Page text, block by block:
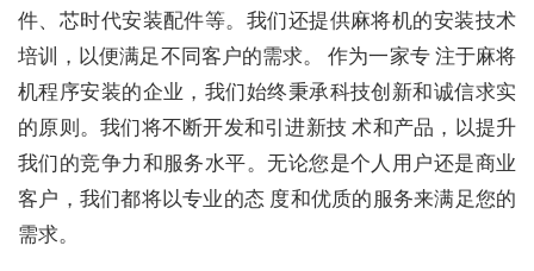
件、芯时代安装配件等。我们还提供麻将机的安装技术
培训，以便满足不同客户的需求。 作为一家专 注于麻将
机程序安装的企业，我们始终秉承科技创新和诚信求实
的原则。我们将不断开发和引进新技 术和产品，以提升
我们的竞争力和服务水平。无论您是个人用户还是商业
客户，我们都将以专业的态 度和优质的服务来满足您的
需求。